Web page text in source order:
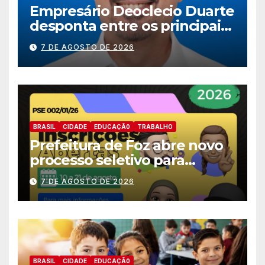
Empresário Deoclecio Duarte
desponta entre os principais
nomes do União Brasil para
deputado estadual
7 DE AGOSTO DE 2026
BRASIL CIDADE EDUCAÇÃ0 TRABALHO
Prefeitura de Foz abre novo
processo seletivo para
estagiários
7 DE AGOSTO DE 2026
BRASIL CIDADE EDUCAÇÃ0